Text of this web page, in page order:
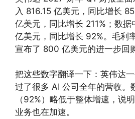
入 816.15 亿美元，同比增长
亿美元，同比增长 211%；数
亿美元，同比增长 92%。毛利
宣布了 800 亿美元的进一步回
把这些数字翻译一下：英伟达
过了很多 AI 公司全年的营收。
（92%）略低于整体增速，说
业务也在加速。